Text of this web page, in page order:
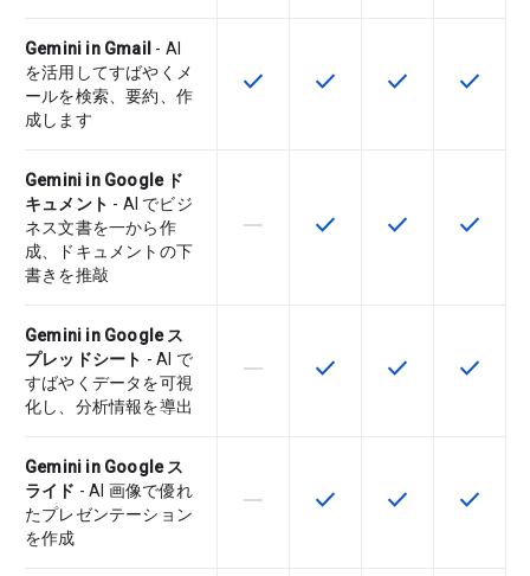
Gemini in Gmail - AI
を活用してすばやくメ
ールを検索、要約、作
成します
この機能は該当の SKU で利用で
check この機能は該当の SKU
check この機能は該当
check この機
check
Gemini in Google ド
キュメント - AI でビジ
ネス文書を一から作
成、ドキュメントの下
書きを推敲
この機能は該当の SKU でサポー
horizontal_rule この機能は該当の SKU
check この機能は該当
check この機
check
Gemini in Google ス
プレッドシート - AI で
すばやくデータを可視
化し、分析情報を導出
この機能は該当の SKU でサポー
horizontal_rule この機能は該当の SKU
check この機能は該当
check この機
check
Gemini in Google ス
ライド - AI 画像で優れ
たプレゼンテーション
を作成
この機能は該当の SKU でサポー
horizontal_rule この機能は該当の SKU
check この機能は該当
check この機
check